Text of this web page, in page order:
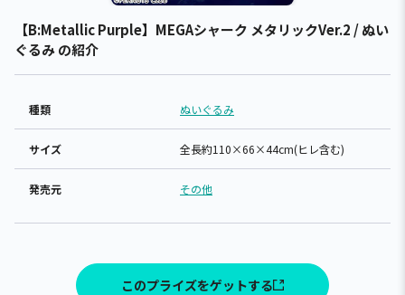
【B:Metallic Purple】MEGAシャーク メタリックVer.2 / ぬい
ぐるみ の紹介
種類 ぬいぐるみ
サイズ 全長約110×66×44cm(ヒレ含む)
発売元 その他
このプライズをゲットする